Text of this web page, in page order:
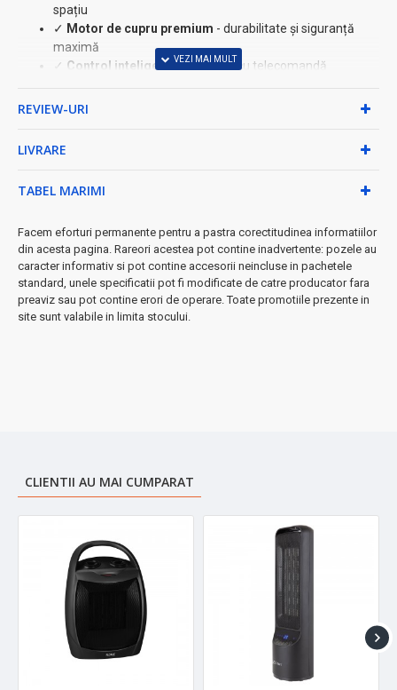
spațiu
✓ Motor de cupru premium - durabilitate și siguranță
maximă
✓ Control inteligent - manual și cu telecomandă
✓ Detector ferestre deschise
★ Caracteristici premium:
• Oscilare automată pentru distribuție uniformă
• Protecție IP - rezistent la umiditate
• Dimensiuni compacte: 55×20×11 cm, doar 3.6 kg
➤Perfect pentru dormitoare, băi, birouri și orice spațiu până
la 25 mp
REVIEW-URI
LIVRARE
TABEL MARIMI
Facem eforturi permanente pentru a pastra corectitudinea informatiilor
din acesta pagina. Rareori acestea pot contine inadvertente: pozele au
caracter informativ si pot contine accesorii neincluse in pachetele
standard, unele specificatii pot fi modificate de catre producator fara
preaviz sau pot contine erori de operare. Toate promotiile prezente in
site sunt valabile in limita stocului.
CLIENTII AU MAI CUMPARAT